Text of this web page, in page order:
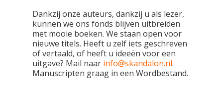
Dankzij onze auteurs, dankzij u als lezer,
kunnen we ons fonds blijven uitbreiden
met mooie boeken. We staan open voor
nieuwe titels. Heeft u zelf iets geschreven
of vertaald, of heeft u ideeën voor een
uitgave? Mail naar info@skandalon.nl.
Manuscripten graag in een Wordbestand.